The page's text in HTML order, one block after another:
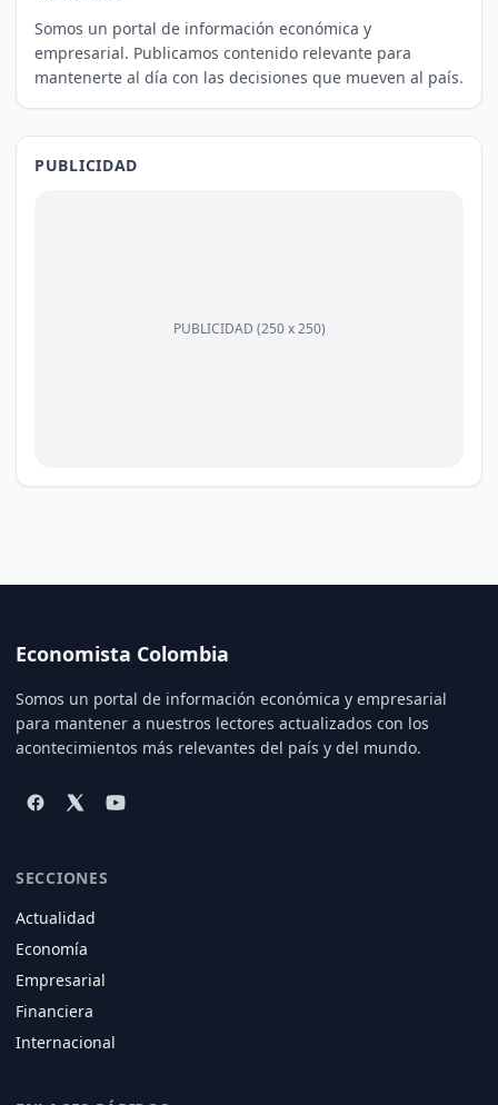
Somos un portal de información económica y
empresarial. Publicamos contenido relevante para
mantenerte al día con las decisiones que mueven al país.
PUBLICIDAD
PUBLICIDAD (250 x 250)
Economista Colombia
Somos un portal de información económica y empresarial
para mantener a nuestros lectores actualizados con los
acontecimientos más relevantes del país y del mundo.
SECCIONES
Actualidad
Economía
Empresarial
Financiera
Internacional